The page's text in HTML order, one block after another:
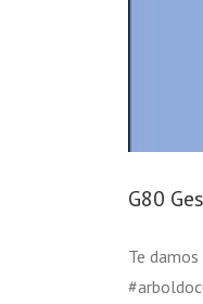
G80
Te